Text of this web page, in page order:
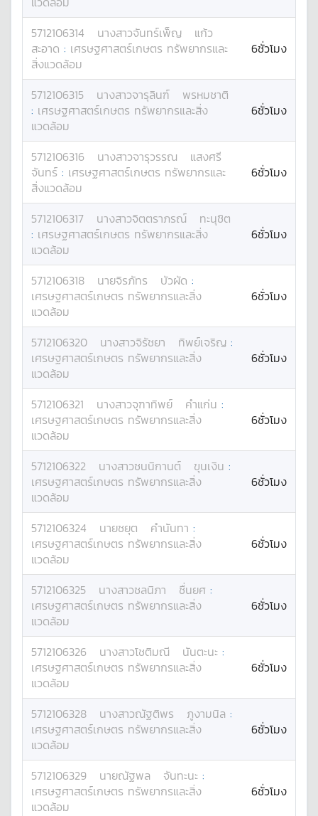
5712106314 นางสาวจันทร์เพ็ญ
แก้ว
สะอาด : เศรษฐศาสตร์เกษตร ทรัพยากรและ
สิ่งแวดล้อม
6ชั่วโมง
5712106315 นางสาวจารุลินฑ์
พรหมชาติ
: เศรษฐศาสตร์เกษตร ทรัพยากรและสิ่ง
แวดล้อม
6ชั่วโมง
5712106316 นางสาวจารุวรรณ
แสงศรี
จันทร์ : เศรษฐศาสตร์เกษตร ทรัพยากรและ
สิ่งแวดล้อม
6ชั่วโมง
5712106317 นางสาวจิตตราภรณ์
ทะนุชิต
: เศรษฐศาสตร์เกษตร ทรัพยากรและสิ่ง
แวดล้อม
6ชั่วโมง
5712106318 นายจิรภัทร บัวผัด :
เศรษฐศาสตร์เกษตร ทรัพยากรและสิ่ง
แวดล้อม
6ชั่วโมง
5712106320 นางสาวจิรัชยา ทิพย์เจริญ :
เศรษฐศาสตร์เกษตร ทรัพยากรและสิ่ง
แวดล้อม
6ชั่วโมง
5712106321 นางสาวจุฑาทิพย์ คำแก่น :
เศรษฐศาสตร์เกษตร ทรัพยากรและสิ่ง
แวดล้อม
6ชั่วโมง
5712106322 นางสาวชนนิกานต์ ขุนเงิน :
เศรษฐศาสตร์เกษตร ทรัพยากรและสิ่ง
แวดล้อม
6ชั่วโมง
5712106324 นายชยุต คำนันทา :
เศรษฐศาสตร์เกษตร ทรัพยากรและสิ่ง
แวดล้อม
6ชั่วโมง
5712106325 นางสาวชลนิภา ชื่นยศ :
เศรษฐศาสตร์เกษตร ทรัพยากรและสิ่ง
แวดล้อม
6ชั่วโมง
5712106326 นางสาวโชติมณี นันตะนะ :
เศรษฐศาสตร์เกษตร ทรัพยากรและสิ่ง
แวดล้อม
6ชั่วโมง
5712106328 นางสาวณัฐติพร ภูงามนิล :
เศรษฐศาสตร์เกษตร ทรัพยากรและสิ่ง
แวดล้อม
6ชั่วโมง
5712106329 นายณัฐพล จันทะนะ :
เศรษฐศาสตร์เกษตร ทรัพยากรและสิ่ง
แวดล้อม
6ชั่วโมง